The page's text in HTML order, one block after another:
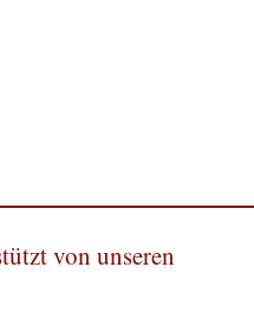
von unseren